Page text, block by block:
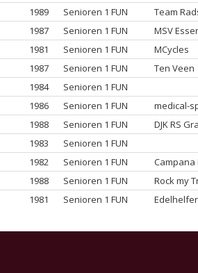
1989 Senioren 1 FUN
Team
1987 Senioren 1 FUN
MSV
1981 Senioren 1 FUN
MCycles
1987 Senioren 1 FUN
Ten Veen
1984
Senioren 1 FUN
1986 Senioren 1 FUN
medical-
1988 Senioren 1 FUN
DJK RS
1983
Senioren 1 FUN
1982 Senioren 1 FUN
Campana
1988 Senioren 1 FUN
Rock my
1981 Senioren 1 FUN